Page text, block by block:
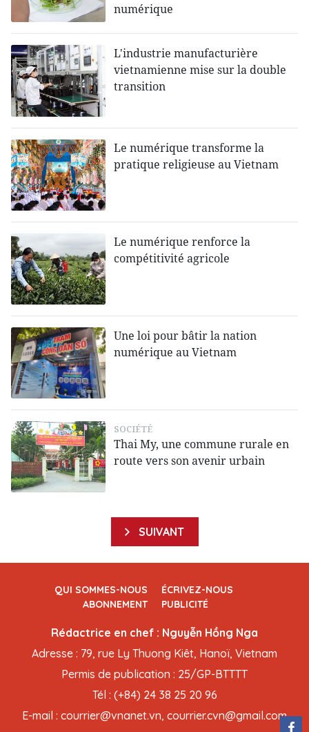
numérique
L'industrie manufacturière
vietnamienne mise sur la double
transition
Le numérique transforme la
pratique religieuse au Vietnam
Le numérique renforce la
compétitivité agricole
Une loi pour bâtir la nation
numérique au Vietnam
SOCIÉTÉ
Thai My, une commune rurale en
route vers son avenir urbain
SUIVANT
QUI SOMMES-NOUS
ÉCRIVEZ-NOUS
ABONNEMENT
PUBLICITÉ
Rédactrice en chef : Nguyễn Hồng Nga
Adresse : 79, rue Ly Thuong Kiêt, Hanoï, Vietnam
Permis de publication : 25/GP-BTTTT
Tél : (+84) 24 38 25 20 96
E-mail : courrier@vnanet.vn, courrier.cvn@gmail.com